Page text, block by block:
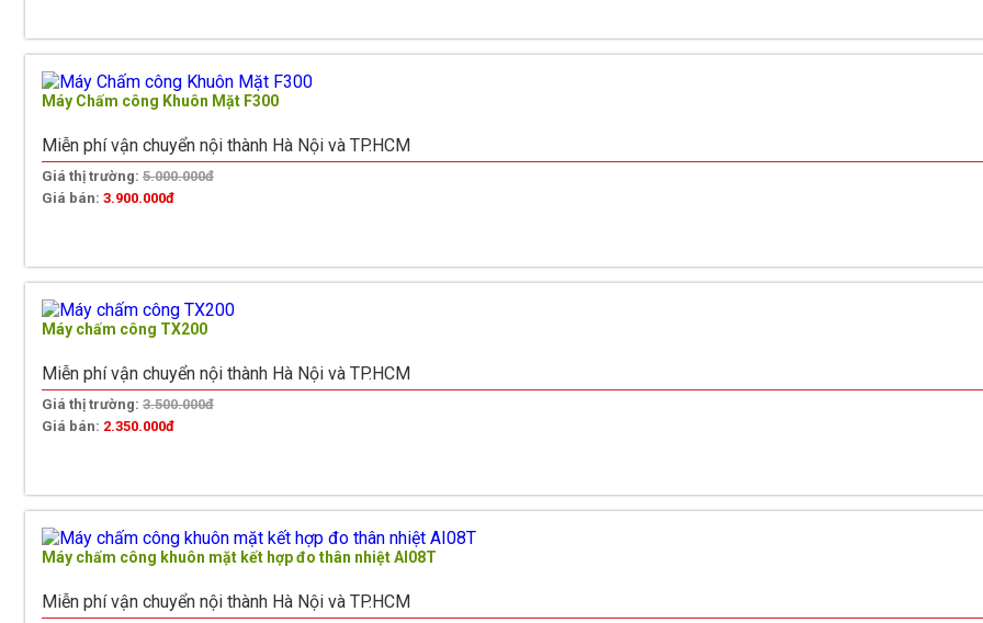
Máy Chấm công Khuôn Mặt F300
Miễn phí vận chuyển nội thành Hà Nội và TP.HCM
Giá thị trường: 5.000.000đ
Giá bán: 3.900.000đ
Máy chấm công TX200
Miễn phí vận chuyển nội thành Hà Nội và TP.HCM
Giá thị trường: 3.500.000đ
Giá bán: 2.350.000đ
Máy chấm công khuôn mặt kết hợp đo thân nhiệt AI08T
Miễn phí vận chuyển nội thành Hà Nội và TP.HCM